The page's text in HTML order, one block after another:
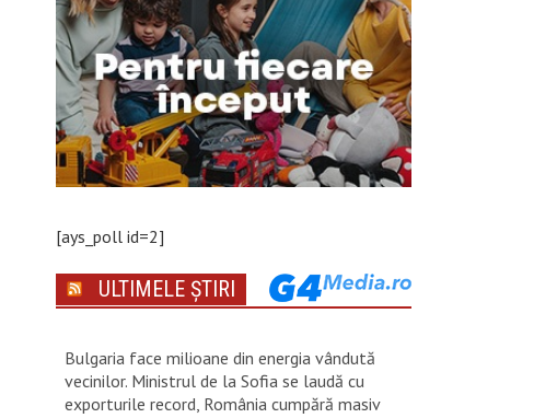
[ays_poll id=2]
ULTIMELE ȘTIRI
Bulgaria face milioane din energia vândută
vecinilor. Ministrul de la Sofia se laudă cu
exporturile record, România cumpără masiv